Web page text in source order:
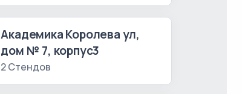
Академика Королева ул,
дом № 7, корпус3
2 Стендов